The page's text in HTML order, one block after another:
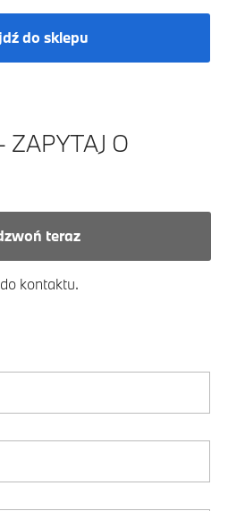
do sklepu
O
teraz
kontaktu.